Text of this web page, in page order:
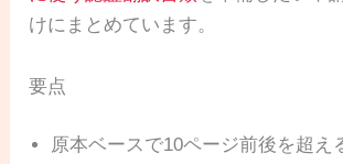
けにまとめています。
要点
原本ベースで10ページ前後を超え